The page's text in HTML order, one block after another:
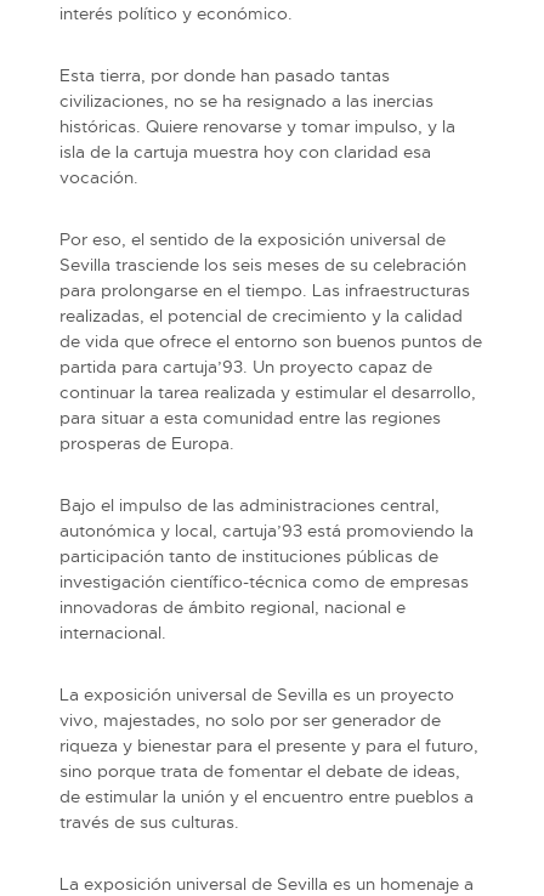
interés político y económico.
Esta tierra, por donde han pasado tantas
civilizaciones, no se ha resignado a las inercias
históricas. Quiere renovarse y tomar impulso, y la
isla de la cartuja muestra hoy con claridad esa
vocación.
Por eso, el sentido de la exposición universal de
Sevilla trasciende los seis meses de su celebración
para prolongarse en el tiempo. Las infraestructuras
realizadas, el potencial de crecimiento y la calidad
de vida que ofrece el entorno son buenos puntos de
partida para cartuja’93. Un proyecto capaz de
continuar la tarea realizada y estimular el desarrollo,
para situar a esta comunidad entre las regiones
prosperas de Europa.
Bajo el impulso de las administraciones central,
autonómica y local, cartuja’93 está promoviendo la
participación tanto de instituciones públicas de
investigación científico-técnica como de empresas
innovadoras de ámbito regional, nacional e
internacional.
La exposición universal de Sevilla es un proyecto
vivo, majestades, no solo por ser generador de
riqueza y bienestar para el presente y para el futuro,
sino porque trata de fomentar el debate de ideas,
de estimular la unión y el encuentro entre pueblos a
través de sus culturas.
La exposición universal de Sevilla es un homenaje a